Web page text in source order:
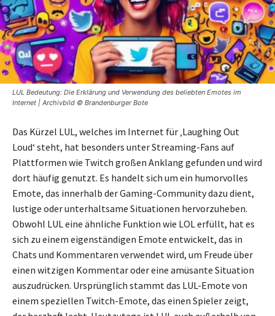
LUL Bedeutung: Die Erklärung und Verwendung des beliebten Emotes im
Internet | Archivbild © Brandenburger Bote
Das Kürzel LUL, welches im Internet für ‚Laughing Out
Loud‘ steht, hat besonders unter Streaming-Fans auf
Plattformen wie Twitch großen Anklang gefunden und wird
dort häufig genutzt. Es handelt sich um ein humorvolles
Emote, das innerhalb der Gaming-Community dazu dient,
lustige oder unterhaltsame Situationen hervorzuheben.
Obwohl LUL eine ähnliche Funktion wie LOL erfüllt, hat es
sich zu einem eigenständigen Emote entwickelt, das in
Chats und Kommentaren verwendet wird, um Freude über
einen witzigen Kommentar oder eine amüsante Situation
auszudrücken. Ursprünglich stammt das LUL-Emote von
einem speziellen Twitch-Emote, das einen Spieler zeigt,